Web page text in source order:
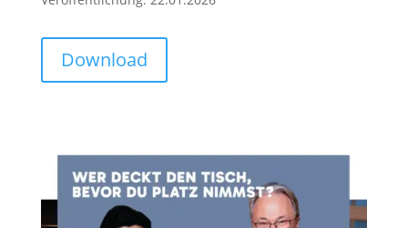
Download